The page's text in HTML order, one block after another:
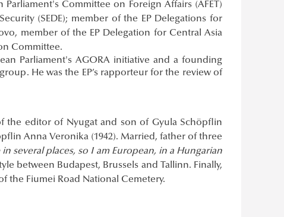
Committee on Foreign Affairs (AFET)
(SEDE); member of the EP Delegations for
member of the EP Delegation for Central Asia
Committee.
Parliament's AGORA initiative and a founding
He was the EP’s rapporteur for the review of
the editor of Nyugat and son of Gyula Schöpflin
Anna Veronika (1942). Married, father of three
in several places, so I am European, in a Hungarian
between Budapest, Brussels and Tallinn. Finally,
the Fiumei Road National Cemetery.